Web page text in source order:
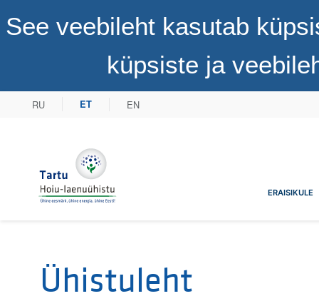
See veebileht kasutab
küpsiste ja
RU ET EN
Tartu Hoiu-laenuühistuERAISIKULE
Ühistuleht